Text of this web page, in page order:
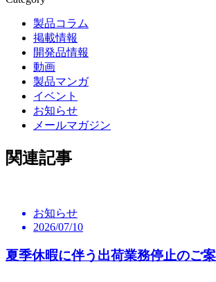
製品コラム
掲載情報
開発品情報
動画
製品マンガ
イベント
お知らせ
メールマガジン
関連記事
お知らせ
2026/07/10
夏季休暇に伴う出荷業務停止のご